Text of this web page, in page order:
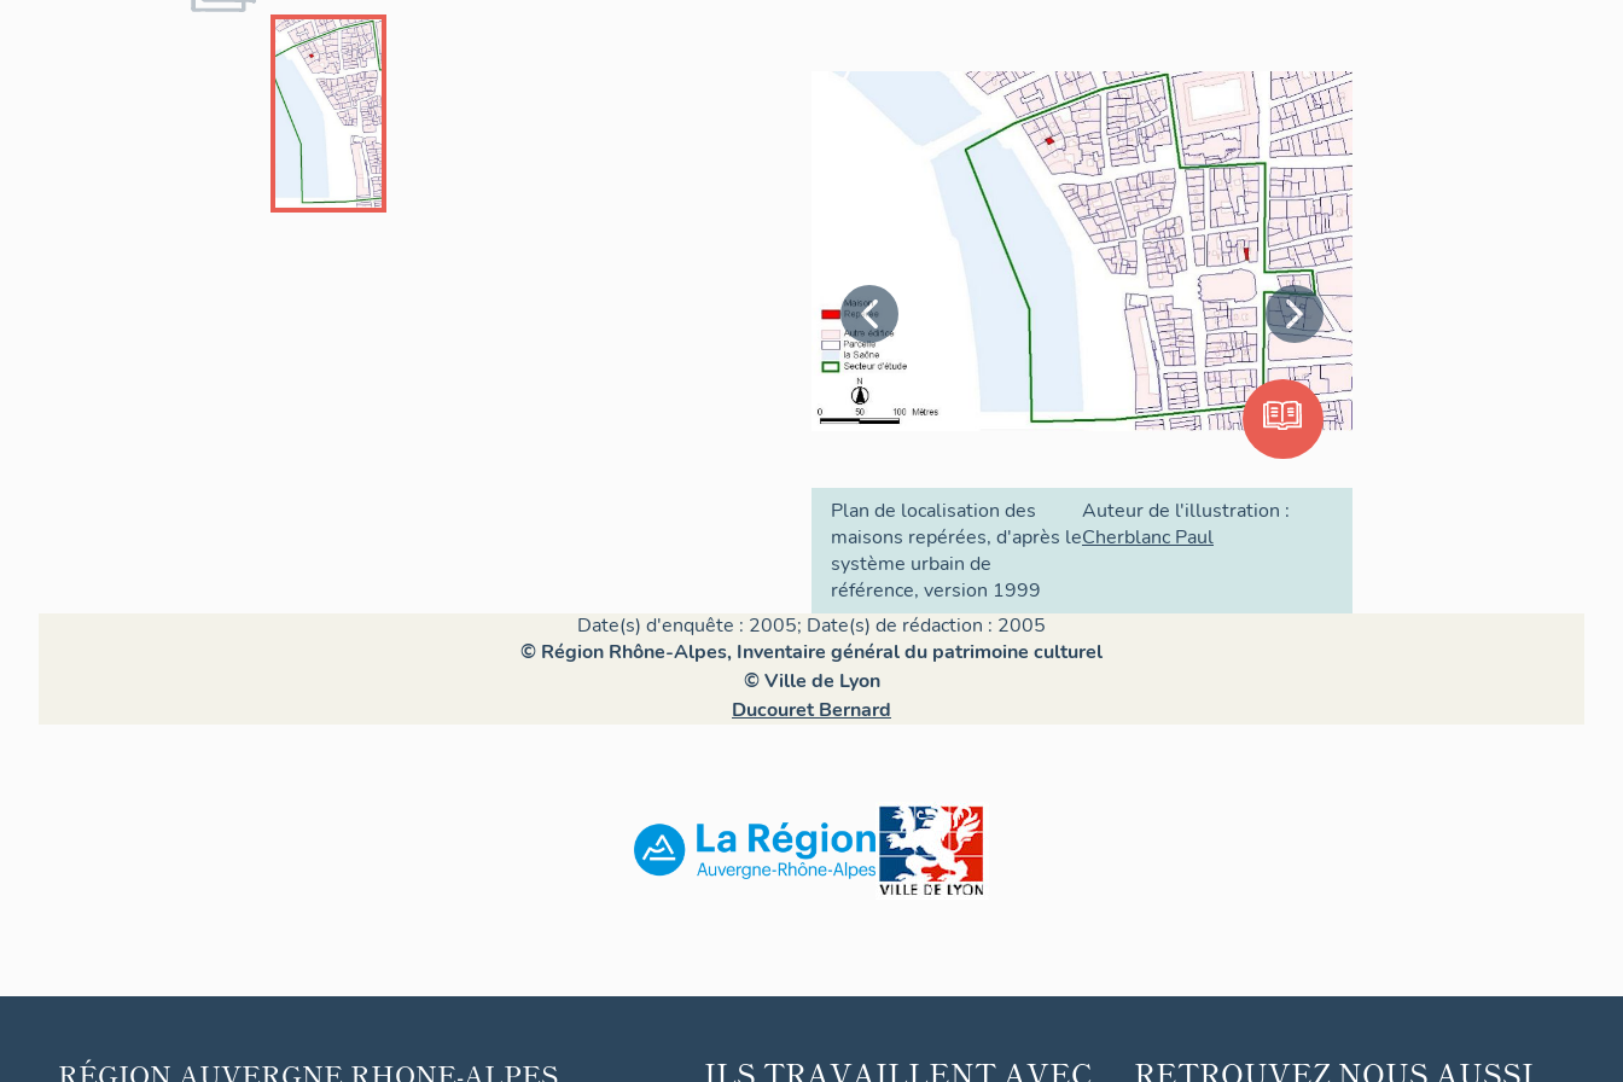
Plan de localisation des
maisons repérées, d'après le
système urbain de
référence, version 1999
Auteur de l'illustration :
Cherblanc Paul
Date(s) d'enquête : 2005; Date(s) de rédaction : 2005
© Région Rhône-Alpes, Inventaire général du patrimoine culturel
© Ville de Lyon
Ducouret Bernard
RÉGION AUVERGNE RHONE-ALPES ILS TRAVAILLENT AVEC RETROUVEZ NOUS AUSSI